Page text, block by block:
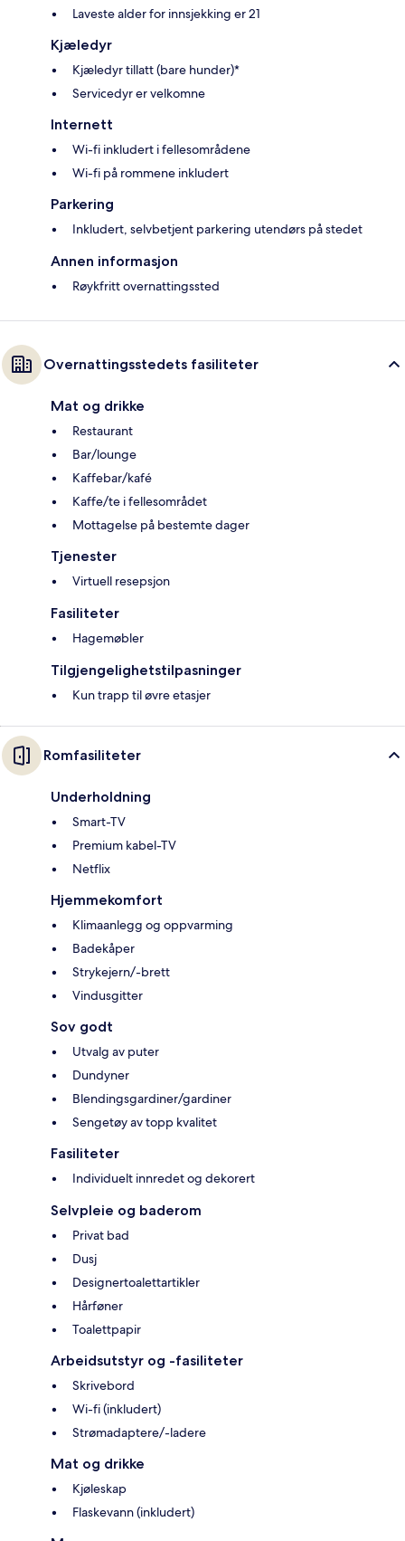
Laveste alder for innsjekking er 21
Kjæledyr
Kjæledyr tillatt (bare hunder)*
Servicedyr er velkomne
Internett
Wi-fi inkludert i fellesområdene
Wi-fi på rommene inkludert
Parkering
Inkludert, selvbetjent parkering utendørs på stedet
Annen informasjon
Røykfritt overnattingssted
Overnattingsstedets fasiliteter
Mat og drikke
Restaurant
Bar/lounge
Kaffebar/kafé
Kaffe/te i fellesområdet
Mottagelse på bestemte dager
Tjenester
Virtuell resepsjon
Fasiliteter
Hagemøbler
Tilgjengelighetstilpasninger
Kun trapp til øvre etasjer
Romfasiliteter
Underholdning
Smart-TV
Premium kabel-TV
Netflix
Hjemmekomfort
Klimaanlegg og oppvarming
Badekåper
Strykejern/-brett
Vindusgitter
Sov godt
Utvalg av puter
Dundyner
Blendingsgardiner/gardiner
Sengetøy av topp kvalitet
Fasiliteter
Individuelt innredet og dekorert
Selvpleie og baderom
Privat bad
Dusj
Designertoalettartikler
Hårføner
Toalettpapir
Arbeidsutstyr og -fasiliteter
Skrivebord
Wi-fi (inkludert)
Strømadaptere/-ladere
Mat og drikke
Kjøleskap
Flaskevann (inkludert)